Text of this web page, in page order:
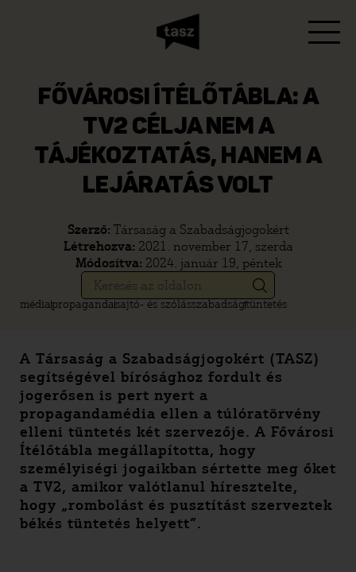
FŐVÁROSI ÍTÉLŐTÁBLA: A
TV2 CÉLJA NEM A
TÁJÉKOZTATÁS, HANEM A
LEJÁRATÁS VOLT
Szerző: Társaság a Szabadságjogokért
Létrehozva: 2021. november 17, szerda
Módosítva: 2024. január 19, péntek
médiapropagandasajtó- és szólásszabadságtüntetés
A Társaság a Szabadságjogokért (TASZ)
segítségével bírósághoz fordult és
jogerősen is pert nyert a
propagandamédia ellen a túlóratörvény
elleni tüntetés két szervezője. A Fővárosi
Ítélőtábla megállapította, hogy
személyiségi jogaikban sértette meg őket
a TV2, amikor valótlanul híresztelte,
hogy „rombolást és pusztítást szerveztek
békés tüntetés helyett”.